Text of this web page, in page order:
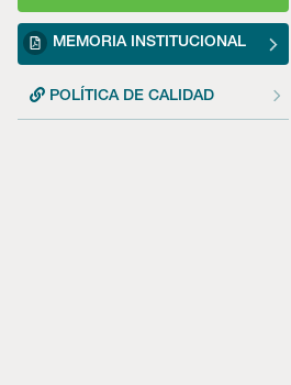
MEMORIA INSTITUCIONAL
POLÍTICA DE CALIDAD